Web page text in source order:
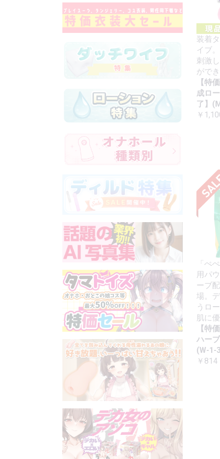
装着
イブ
刺激
がで
【特
成ロ
了】
￥
「ぺ
用パ
ーブ
場。
うロ
肌に
【特
ハー
(W-1-
￥814